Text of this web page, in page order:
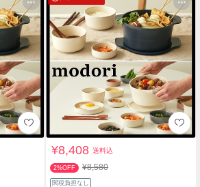
¥8,408送料込
2%OFF ¥8,580
関税負担なし